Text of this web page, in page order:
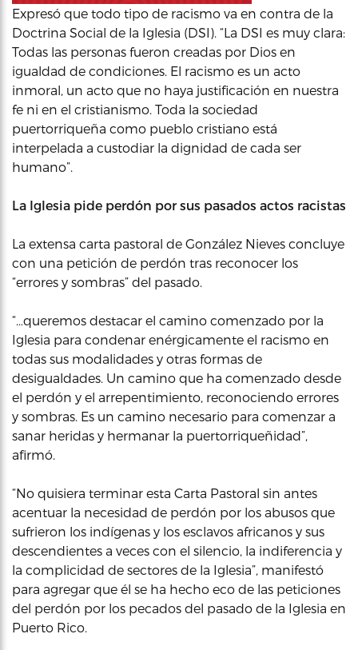
Expresó que todo tipo de racismo va en contra de la
Doctrina Social de la Iglesia (DSI). “La DSI es muy clara:
Todas las personas fueron creadas por Dios en
igualdad de condiciones. El racismo es un acto
inmoral, un acto que no haya justificación en nuestra
fe ni en el cristianismo. Toda la sociedad
puertorriqueña como pueblo cristiano está
interpelada a custodiar la dignidad de cada ser
humano”.
La Iglesia pide perdón por sus pasados actos racistas
La extensa carta pastoral de González Nieves concluye
con una petición de perdón tras reconocer los
“errores y sombras” del pasado.
“…queremos destacar el camino comenzado por la
Iglesia para condenar enérgicamente el racismo en
todas sus modalidades y otras formas de
desigualdades. Un camino que ha comenzado desde
el perdón y el arrepentimiento, reconociendo errores
y sombras. Es un camino necesario para comenzar a
sanar heridas y hermanar la puertorriqueñidad”,
afirmó.
“No quisiera terminar esta Carta Pastoral sin antes
acentuar la necesidad de perdón por los abusos que
sufrieron los indígenas y los esclavos africanos y sus
descendientes a veces con el silencio, la indiferencia y
la complicidad de sectores de la Iglesia”, manifestó
para agregar que él se ha hecho eco de las peticiones
del perdón por los pecados del pasado de la Iglesia en
Puerto Rico.